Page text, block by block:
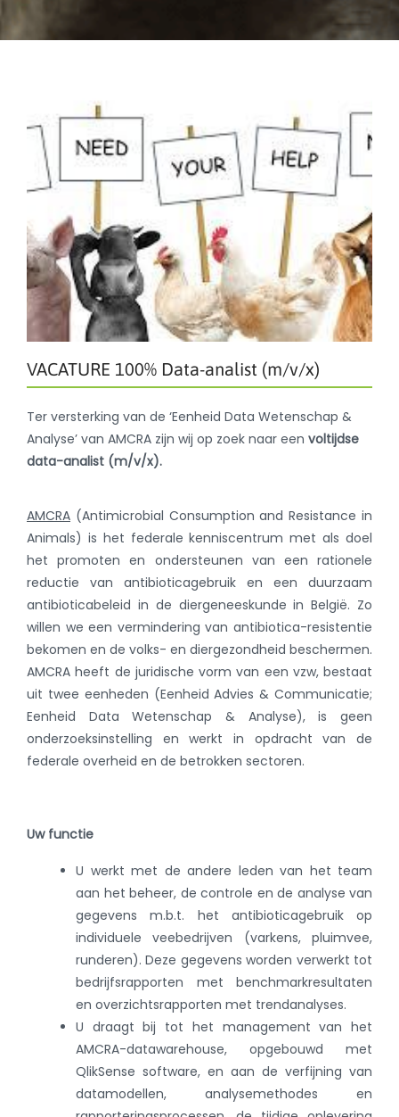
VACATURE 100% Data-analist (m/v/x)
Ter versterking van de ‘Eenheid Data Wetenschap &
Analyse’ van AMCRA zijn wij op zoek naar een voltijdse
data-analist (m/v/x).
AMCRA (Antimicrobial Consumption and Resistance in
Animals) is het federale kenniscentrum met als doel
het promoten en ondersteunen van een rationele
reductie van antibioticagebruik en een duurzaam
antibioticabeleid in de diergeneeskunde in België. Zo
willen we een vermindering van antibiotica-resistentie
bekomen en de volks- en diergezondheid beschermen.
AMCRA heeft de juridische vorm van een vzw, bestaat
uit twee eenheden (Eenheid Advies & Communicatie;
Eenheid Data Wetenschap & Analyse), is geen
onderzoeksinstelling en werkt in opdracht van de
federale overheid en de betrokken sectoren.
Uw functie
U werkt met de andere leden van het team
aan het beheer, de controle en de analyse van
gegevens m.b.t. het antibioticagebruik op
individuele veebedrijven (varkens, pluimvee,
runderen). Deze gegevens worden verwerkt tot
bedrijfsrapporten met benchmarkresultaten
en overzichtsrapporten met trendanalyses.
U draagt bij tot het management van het
AMCRA-datawarehouse, opgebouwd met
QlikSense software, en aan de verfijning van
datamodellen, analysemethodes en